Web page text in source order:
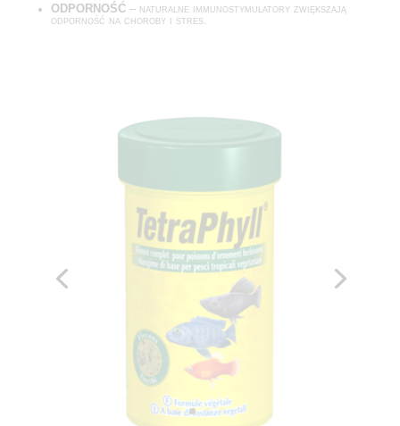
ODPORNOŚĆ– naturalne immunostymulatory zwiększają
odporność na choroby i stres.